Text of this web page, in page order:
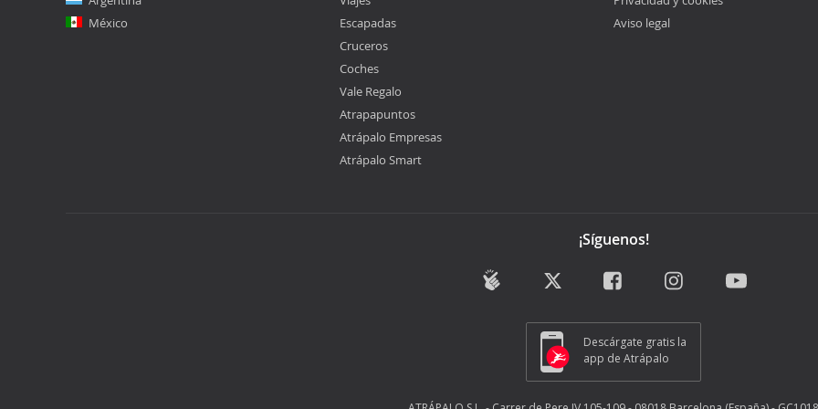
México
Escapadas
Cruceros
Coches
Vale Regalo
Atrapapuntos
Atrápalo Empresas
Atrápalo Smart
Aviso legal
¡Síguenos!
Descárgate gratis la
app de Atrápalo